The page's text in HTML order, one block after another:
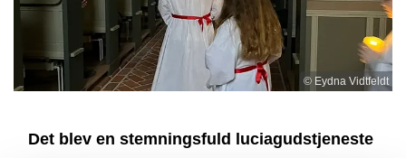
© Eydna Vidtfeldt
Det blev en stemningsfuld luciagudstjeneste